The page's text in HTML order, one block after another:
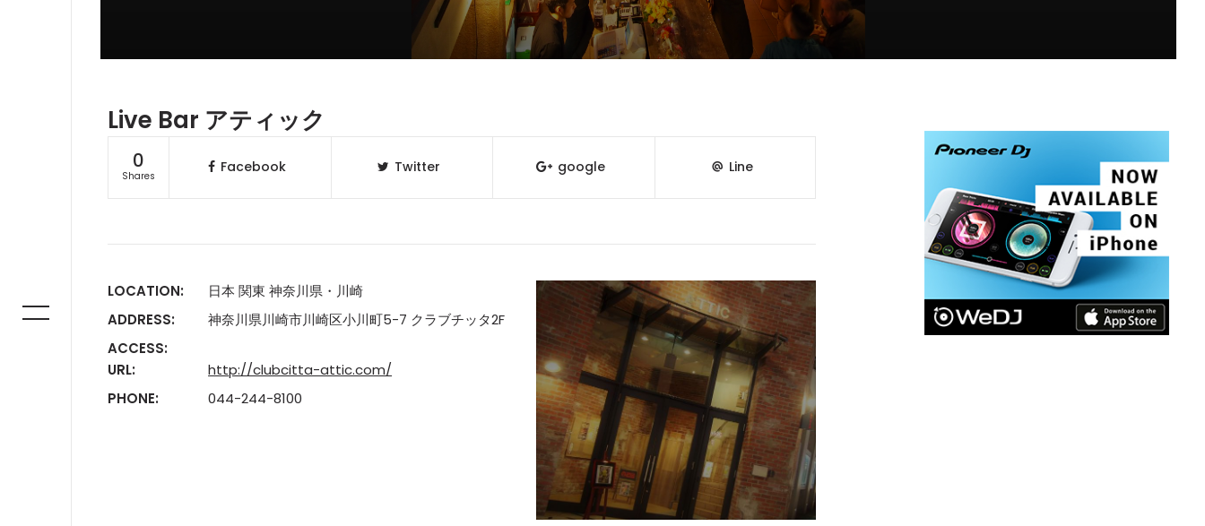
Live Bar アティック
0
Shares
Facebook Twitter google Line
LOCATION:
日本 関東 神奈川県・川崎
ADDRESS:
神奈川県川崎市川崎区小川町5-7 クラブチッタ2F
ACCESS:
URL:
http://clubcitta-attic.com/
PHONE:
044-244-8100